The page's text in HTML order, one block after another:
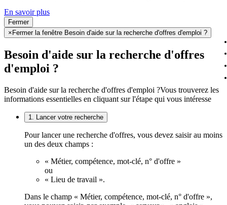
En savoir plus
Fermer
× Fermer la fenêtre Besoin d'aide sur la recherche d'offres d'emploi ?
Besoin d'aide sur la recherche d'offres
d'emploi ?
Besoin d'aide sur la recherche d'offres d'emploi ?Vous trouverez les
informations essentielles en cliquant sur l'étape qui vous intéresse
1. Lancer votre recherche
Pour lancer une recherche d'offres, vous devez saisir au moins
un des deux champs :
« Métier, compétence, mot-clé, n° d'offre »
ou
« Lieu de travail ».
Dans le champ « Métier, compétence, mot-clé, n° d'offre »,